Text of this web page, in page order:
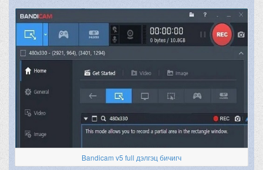
Bandicam v5 full дэлгэц бичигч